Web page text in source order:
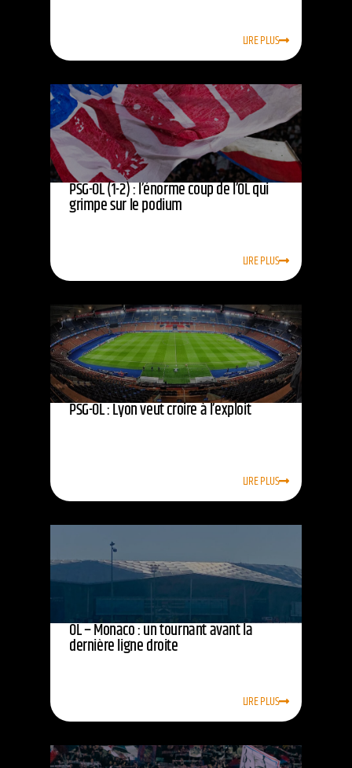
LIRE PLUS
PSG-OL (1-2) : l’énorme coup de l’OL qui
grimpe sur le podium
LIRE PLUS
PSG-OL : Lyon veut croire à l’exploit
LIRE PLUS
OL – Monaco : un tournant avant la
dernière ligne droite
LIRE PLUS